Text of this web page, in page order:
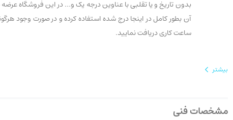
ساعت کاری دریافت نمایید.
بیشتر
مشخصات فنی